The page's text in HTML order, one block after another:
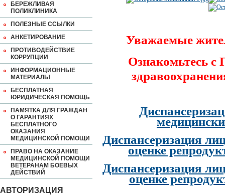
БЕРЕЖЛИВАЯ
ПОЛИКЛИНИКА
ПОЛЕЗНЫЕ ССЫЛКИ
АНКЕТИРОВАНИЕ
ПРОТИВОДЕЙСТВИЕ
КОРРУПЦИИ
ИНФОРМАЦИОННЫЕ
МАТЕРИАЛЫ
БЕСПЛАТНАЯ
ЮРИДИЧЕСКАЯ ПОМОЩЬ
ПАМЯТКА ДЛЯ ГРАЖДАН
О ГАРАНТИЯХ
БЕСПЛАТНОГО
ОКАЗАНИЯ
МЕДИЦИНСКОЙ ПОМОЩИ
ПРАВО НА ОКАЗАНИЕ
МЕДИЦИНСКОЙ ПОМОЩИ
ВЕТЕРАНАМ БОЕВЫХ
ДЕЙСТВИЙ
АВТОРИЗАЦИЯ
Уважаемые
Ознакомьтесь
Диспансеризация
оценке
Диспансеризация
оценке